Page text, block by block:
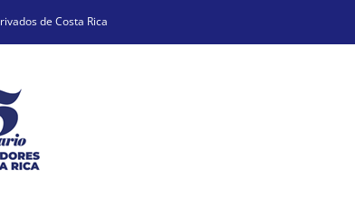
de Costa Rica